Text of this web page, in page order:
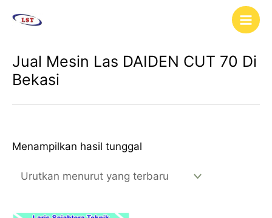
Main
Jual Mesin Las DAIDEN CUT 70 Di
Bekasi
Menampilkan hasil tunggal